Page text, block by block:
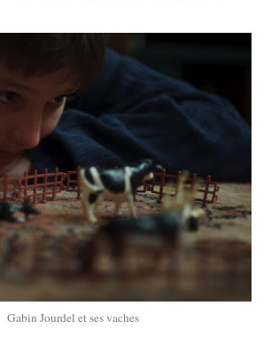
Gabin Jourdel et ses vaches